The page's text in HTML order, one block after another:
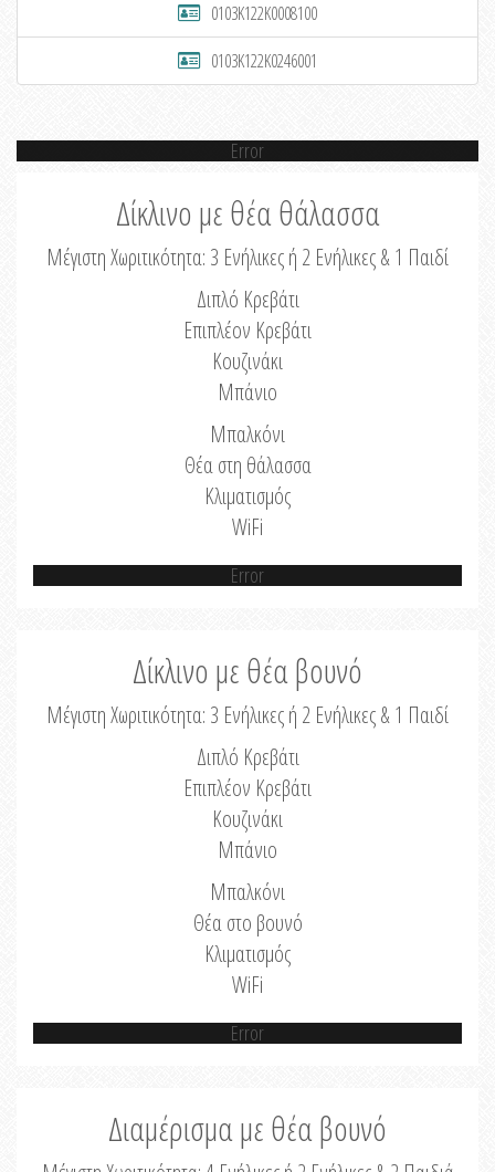
0103K122K0008100
0103K122K0246001
Error
Δίκλινο με θέα θάλασσα
Μέγιστη Χωριτικότητα: 3 Ενήλικες ή 2 Ενήλικες & 1 Παιδί
Διπλό Κρεβάτι
Επιπλέον Κρεβάτι
Κουζινάκι
Μπάνιο
Μπαλκόνι
Θέα στη θάλασσα
Κλιματισμός
WiFi
Error
Δίκλινο με θέα βουνό
Μέγιστη Χωριτικότητα: 3 Ενήλικες ή 2 Ενήλικες & 1 Παιδί
Διπλό Κρεβάτι
Επιπλέον Κρεβάτι
Κουζινάκι
Μπάνιο
Μπαλκόνι
Θέα στο βουνό
Κλιματισμός
WiFi
Error
Διαμέρισμα με θέα βουνό